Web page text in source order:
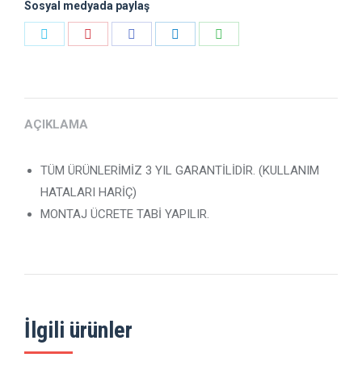
Sosyal medyada paylaş
AÇIKLAMA
TÜM ÜRÜNLERİMİZ 3 YIL GARANTİLİDİR. (KULLANIM
HATALARI HARİÇ)
MONTAJ ÜCRETE TABİ YAPILIR.
İlgili ürünler